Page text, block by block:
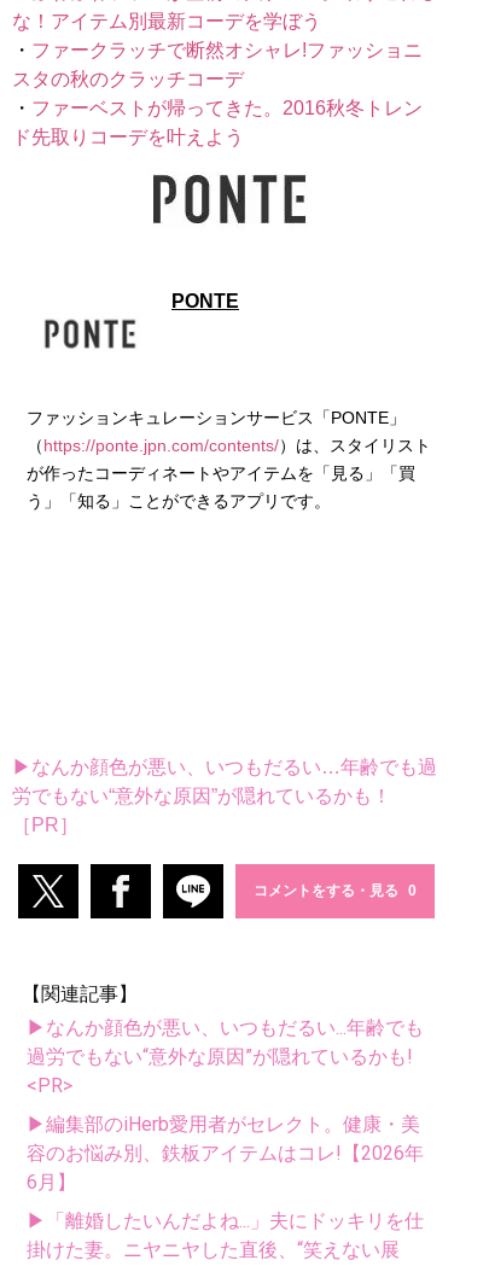
な！アイテム別最新コーデを学ぼう
・ ファークラッチで断然オシャレ!ファッショニ
スタの秋のクラッチコーデ
・ ファーベストが帰ってきた。2016秋冬トレン
ド先取りコーデを叶えよう
PONTE
ファッションキュレーションサービス「PONTE」
（https://ponte.jpn.com/contents/）は、スタイリスト
が作ったコーディネートやアイテムを「見る」「買
▶なんか顔色が悪い、いつもだるい…年齢でも過
労でもない“意外な原因”が隠れているかも！
［PR］
コメントをする・見る
【関連記事】
▶なんか顔色が悪い、いつもだるい...年齢でも
過労でもない“意外な原因”が隠れているかも!
<PR>
▶編集部のiHerb愛用者がセレクト。健康・美
容のお悩み別、鉄板アイテムはコレ!【2026年
6月】
▶「離婚したいんだよね...」夫にドッキリを仕
掛けた妻。ニヤニヤした直後、“笑えない展